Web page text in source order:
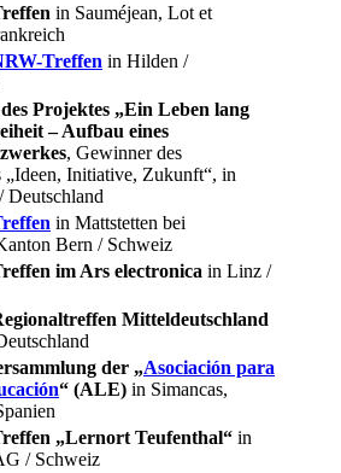
in Sauméjean, Lot et
Treffen in Hilden /
Projektes „Ein Leben lang
– Aufbau eines
, Gewinner des
„Ideen, Initiative, Zukunft“, in
Deutschland
in Mattstetten bei
Bern / Schweiz
im Ars electronica in Linz /
Mitteldeutschland
der „Asociación para
“ (ALE) in Simancas,
„Lernort Teufenthal“ in
/ Schweiz